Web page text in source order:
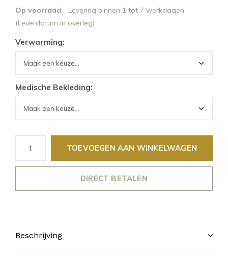
Op voorraad - Levering binnen 1 tot 7 werkdagen
(Leverdatum in overleg)
Verwarming:
Medische Bekleding:
TOEVOEGEN AAN WINKELWAGEN
DIRECT BETALEN
Beschrijving